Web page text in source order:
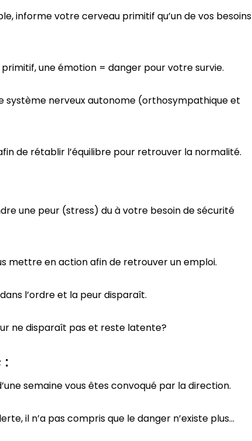
informe votre cerveau primitif qu’un de vos besoins
une émotion = danger pour votre survie.
système nerveux autonome (orthosympathique et
de rétablir l’équilibre pour retrouver la normalité.
une peur (stress) du à votre besoin de sécurité
mettre en action afin de retrouver un emploi.
l’ordre et la peur disparaît.
ne disparaît pas et reste latente?
:
semaine vous êtes convoqué par la direction.
il n’a pas compris que le danger n’existe plus…